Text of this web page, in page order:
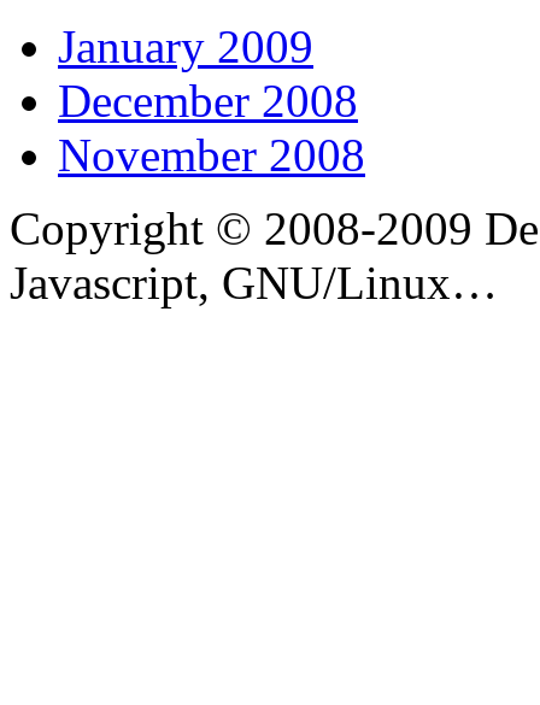
January 2009
December 2008
November 2008
Copyright © 2008-2009
Javascript, GNU/Linux…